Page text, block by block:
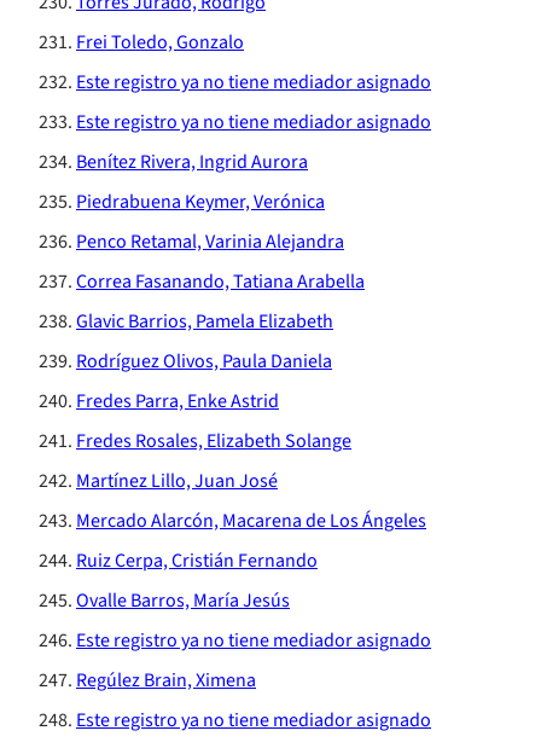
Frei Toledo, Gonzalo
Este registro ya no tiene mediador asignado
Este registro ya no tiene mediador asignado
Benítez Rivera, Ingrid Aurora
Piedrabuena Keymer, Verónica
Penco Retamal, Varinia Alejandra
Correa Fasanando, Tatiana Arabella
Glavic Barrios, Pamela Elizabeth
Rodríguez Olivos, Paula Daniela
Fredes Parra, Enke Astrid
Fredes Rosales, Elizabeth Solange
Martínez Lillo, Juan José
Mercado Alarcón, Macarena de Los Ángeles
Ruiz Cerpa, Cristián Fernando
Ovalle Barros, María Jesús
Este registro ya no tiene mediador asignado
Regúlez Brain, Ximena
Este registro ya no tiene mediador asignado